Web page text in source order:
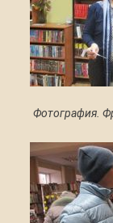
Фотография.